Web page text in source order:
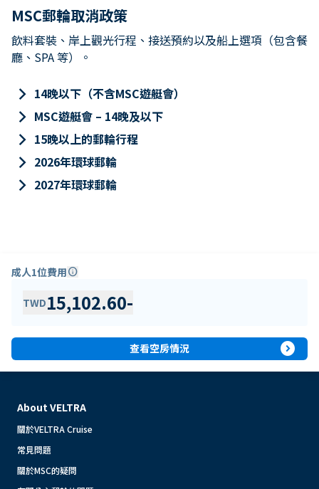
MSC郵輪取消政策
飲料套裝、岸上觀光行程、接送預約以及船上選項（包含餐
廳、SPA 等）。
keyboard_arrow_right 14晚以下（不含MSC遊艇會）
keyboard_arrow_right MSC遊艇會 – 14晚及以下
keyboard_arrow_right 15晚以上的郵輪行程
keyboard_arrow_right 2026年環球郵輪
keyboard_arrow_right 2027年環球郵輪
成人1位費用info
TWD15,102.60-
查看空房情況 expand_circle_right
About VELTRA
關於VELTRA Cruise
常見問題
關於MSC的疑問